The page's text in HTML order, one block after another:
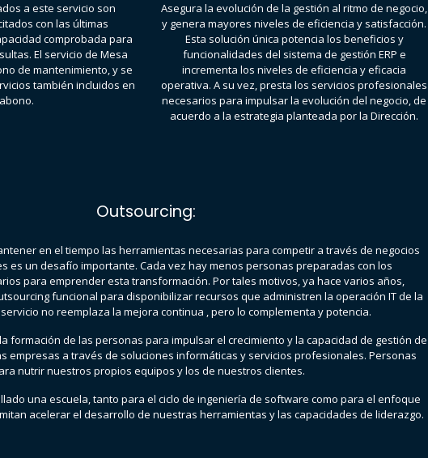
a este servicio son
con las últimas
comprobada para
El servicio de Mesa
de mantenimiento, y se
también incluidos en
Asegura la evolución de la gestión al ritmo de negocio,
y genera mayores niveles de eficiencia y satisfacción.
Esta solución única potencia los beneficios y
funcionalidades del sistema de gestión ERP e
incrementa los niveles de eficiencia y eficacia
operativa. A su vez, presta los servicios profesionales
necesarios para impulsar la evolución del negocio, de
acuerdo a la estrategia planteada por la Dirección.
Outsourcing:
en el tiempo las herramientas necesarias para competir a través de negocios
es un desafío importante. Cada vez hay menos personas preparadas con los
para emprender esta transformación. Por tales motivos, ya hace varios años,
funcional para disponibilizar recursos que administren la operación IT de la
no reemplaza la mejora continua , pero lo complementa y potencia.
formación de las personas para impulsar el crecimiento y la capacidad de gestión de
empresas a través de soluciones informáticas y servicios profesionales. Personas
nutrir nuestros propios equipos y los de nuestros clientes.
una escuela, tanto para el ciclo de ingeniería de software como para el enfoque
acelerar el desarrollo de nuestras herramientas y las capacidades de liderazgo.